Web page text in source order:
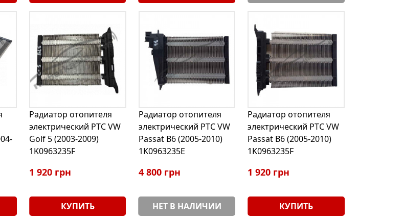
Радиатор отопителя
электрический РТС VW
Golf 5 (2003-2009)
1K0963235F
1 920 грн
КУПИТЬ
Радиатор отопителя
электрический РТС VW
Passat B6 (2005-2010)
1K0963235E
4 800 грн
НЕТ В НАЛИЧИИ
Радиатор отопителя
электрический РТС VW
Passat B6 (2005-2010)
1K0963235F
1 920 грн
КУПИТЬ